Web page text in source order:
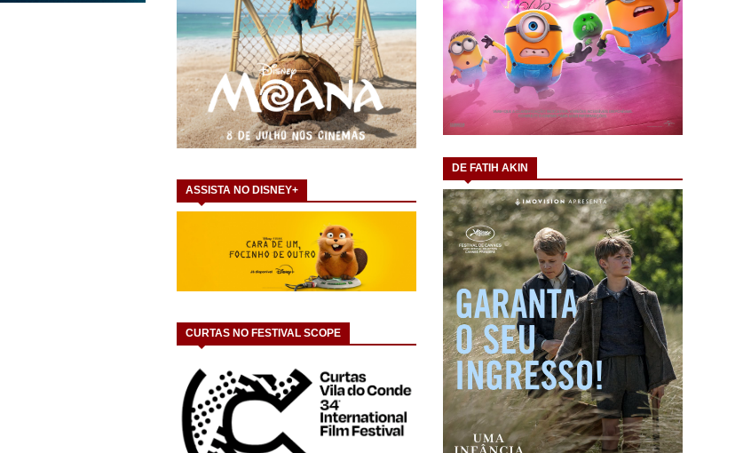
ASSISTA NO DISNEY+
CURTAS NO FESTIVAL SCOPE
DE FATIH AKIN